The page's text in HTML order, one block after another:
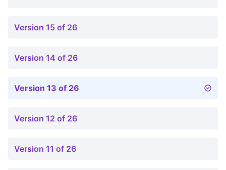
Version 15 of 26
Version 14 of 26
Version 13 of 26
Version 12 of 26
Version 11 of 26